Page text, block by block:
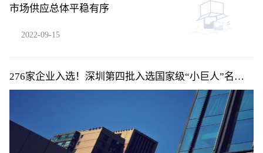
市场供应总体平稳有序
2022-09-15
276家企业入选！深圳第四批入选国家级“小巨人”名单
公布